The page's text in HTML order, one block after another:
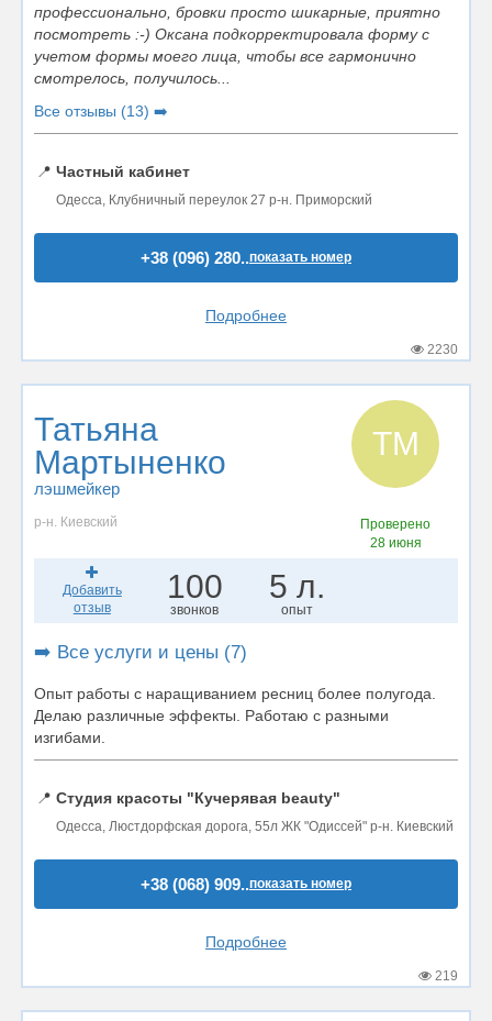
профессионально, бровки просто шикарные, приятно
посмотреть :-) Оксана подкорректировала форму с
учетом формы моего лица, чтобы все гармонично
смотрелось, получилось...
Все отзывы (13) ➡️
📍 Частный кабинет
Одесса, Клубничный переулок 27 р-н. Приморский
+38 (096) 280..показать номер
Подробнее
2230
Татьяна
Мартыненко
лэшмейкер
ТМ
р-н. Киевский
Проверено
28 июня
Добавить
отзыв
100
звонков
5 л.
опыт
➡️ Все услуги и цены (7)
Опыт работы с наращиванием ресниц более полугода.
Делаю различные эффекты. Работаю с разными
изгибами.
📍 Студия красоты "Кучерявая beauty"
Одесса, Люстдорфская дорога, 55л ЖК "Одиссей" р-н. Киевский
+38 (068) 909..показать номер
Подробнее
219